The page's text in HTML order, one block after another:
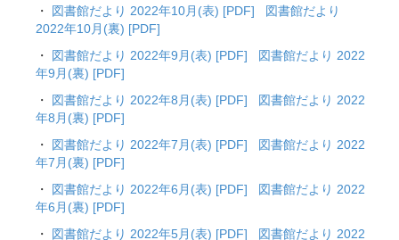
・
図書館だより 2022年10月(表) [PDF]
図書館だより
2022年10月(裏) [PDF]
・
図書館だより 2022年9月(表) [PDF]
図書館だより 2022
年9月(裏) [PDF]
・
図書館だより 2022年8月(表) [PDF]
図書館だより 2022
年8月(裏) [PDF]
・
図書館だより 2022年7月(表) [PDF]
図書館だより 2022
年7月(裏) [PDF]
・
図書館だより 2022年6月(表) [PDF]
図書館だより 2022
年6月(裏) [PDF]
・
図書館だより 2022年5月(表) [PDF]
図書館だより 2022